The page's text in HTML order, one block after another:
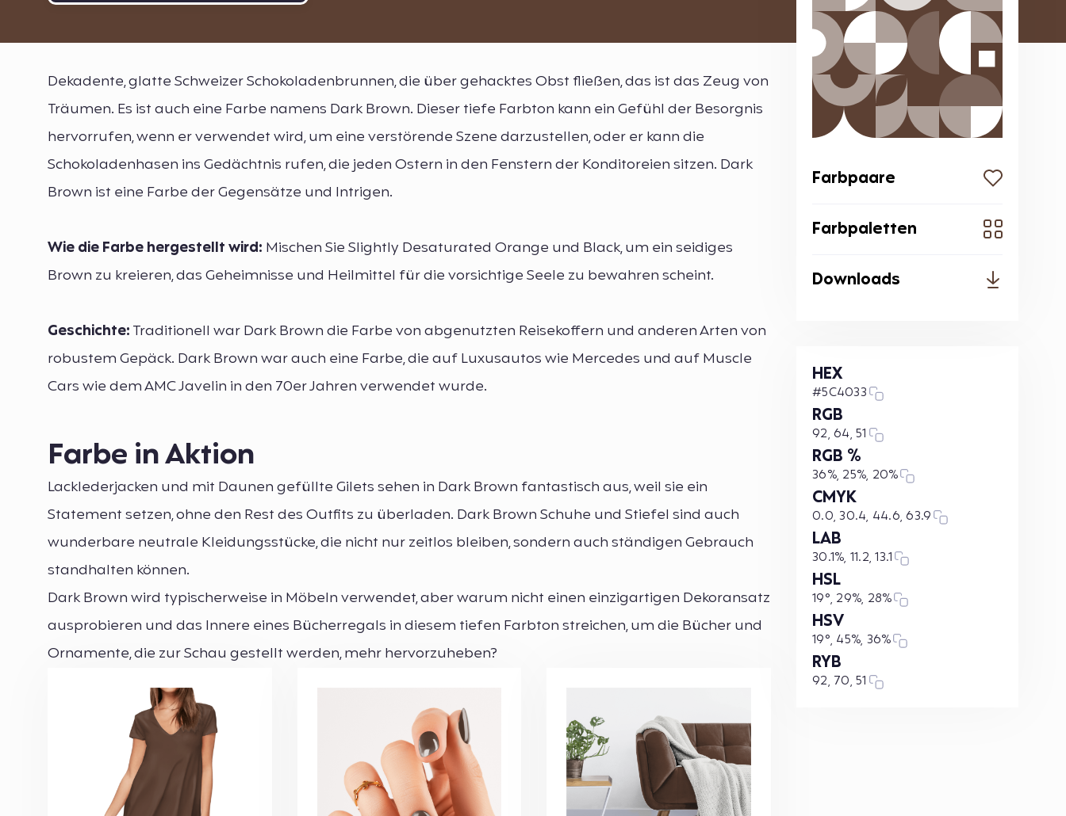
Dekadente, glatte Schweizer Schokoladenbrunnen, die über gehacktes Obst fließen, das ist das Zeug von
Träumen. Es ist auch eine Farbe namens Dark Brown. Dieser tiefe Farbton kann ein Gefühl der Besorgnis
hervorrufen, wenn er verwendet wird, um eine verstörende Szene darzustellen, oder er kann die
Schokoladenhasen ins Gedächtnis rufen, die jeden Ostern in den Fenstern der Konditoreien sitzen. Dark
Brown ist eine Farbe der Gegensätze und Intrigen.
Wie die Farbe hergestellt wird: Mischen Sie Slightly Desaturated Orange und Black, um ein seidiges
Brown zu kreieren, das Geheimnisse und Heilmittel für die vorsichtige Seele zu bewahren scheint.
Geschichte:Traditionell war Dark Brown die Farbe von abgenutzten Reisekoffern und anderen Arten von
robustem Gepäck. Dark Brown war auch eine Farbe, die auf Luxusautos wie Mercedes und auf Muscle
Cars wie dem AMC Javelin in den 70er Jahren verwendet wurde.
Farbe in Aktion
Lacklederjacken und mit Daunen gefüllte Gilets sehen in Dark Brown fantastisch aus, weil sie ein
Statement setzen, ohne den Rest des Outfits zu überladen. Dark Brown Schuhe und Stiefel sind auch
wunderbare neutrale Kleidungsstücke, die nicht nur zeitlos bleiben, sondern auch ständigen Gebrauch
standhalten können.
Dark Brown wird typischerweise in Möbeln verwendet, aber warum nicht einen einzigartigen Dekoransatz
ausprobieren und das Innere eines Bücherregals in diesem tiefen Farbton streichen, um die Bücher und
Ornamente, die zur Schau gestellt werden, mehr hervorzuheben?
Farbpaare
Farbpaletten
Downloads
HEX
#5C4033
RGB
92, 64, 51
RGB %
36%, 25%, 20%
CMYK
0.0, 30.4, 44.6, 63.9
LAB
30.1%, 11.2, 13.1
HSL
19°, 29%, 28%
HSV
19°, 45%, 36%
RYB
92, 70, 51